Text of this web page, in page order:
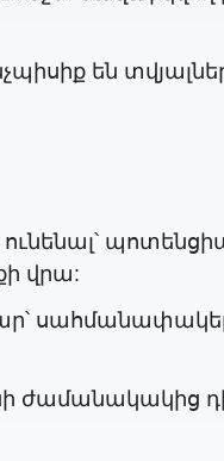
են
վրա:
ժամանակակից